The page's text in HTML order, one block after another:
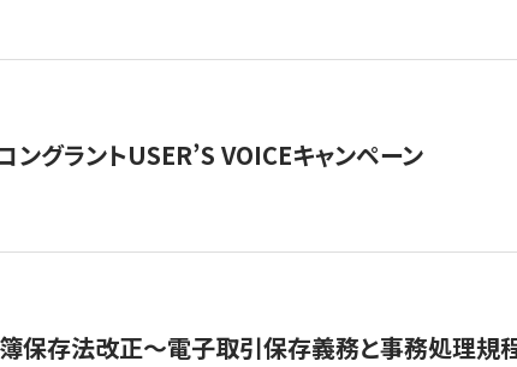
ングラントUSER’S VOICEキャンペーン
保存法改正～電子取引保存義務と事務処理規